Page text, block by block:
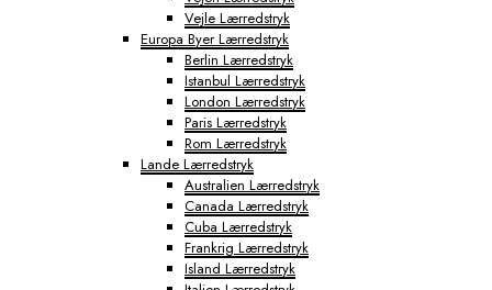
Vejle Lærredstryk
Europa Byer Lærredstryk
Berlin Lærredstryk
Istanbul Lærredstryk
London Lærredstryk
Paris Lærredstryk
Rom Lærredstryk
Lande Lærredstryk
Australien Lærredstryk
Canada Lærredstryk
Cuba Lærredstryk
Frankrig Lærredstryk
Island Lærredstryk